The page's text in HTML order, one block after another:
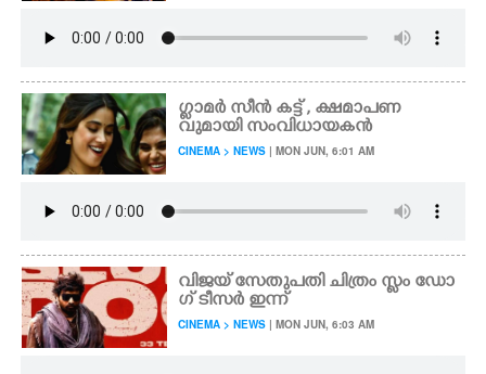
ഗ്ളാ​​മ​ർ​ ​സീ​ൻ​ ​ക​ട്ട് , ക്ഷമാപണ
വുമായി​ സംവി​ധായകൻ
CINEMA > NEWS | MON JUN, 6:01 AM
വി​ജ​യ് ​സേ​തു​പ​തി ചി​ത്രം സ്ലം​ ​ഡോ​
ഗ് ടീ​സ​ർ​ ഇന്ന്
CINEMA > NEWS | MON JUN, 6:03 AM